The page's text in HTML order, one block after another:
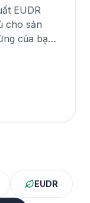
EUDR
cho sản
của bạn
EUDR